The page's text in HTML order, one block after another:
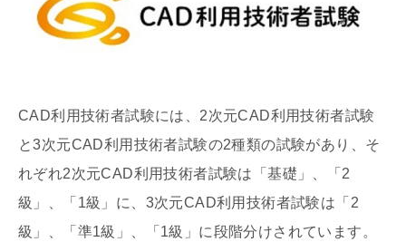
CAD利用技術者試験には、2次元CAD利用技術者試験
と3次元CAD利用技術者試験の2種類の試験があり、そ
れぞれ2次元CAD利用技術者試験は「基礎」、「2
級」、「1級」に、3次元CAD利用技術者試験は 「 2
級」、「準1級」、「 1級」に段階分けされています。